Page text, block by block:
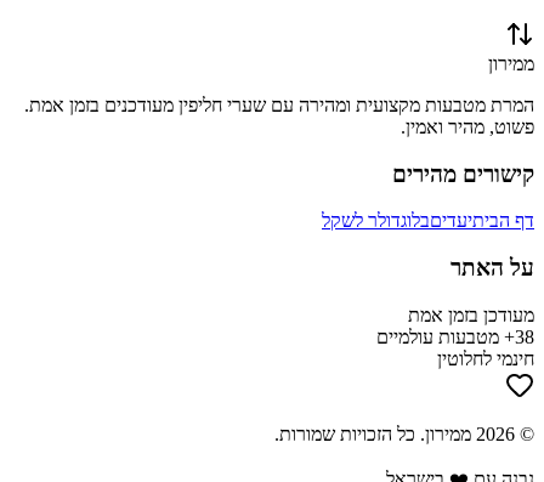
ממירון
המרת מטבעות מקצועית ומהירה עם שערי חליפין מעודכנים בזמן אמת.
פשוט, מהיר ואמין.
קישורים מהירים
דף הביתיעדיםבלוגדולר לשקל
על האתר
מעודכן בזמן אמת
38+ מטבעות עולמיים
חינמי לחלוטין
©
2026 ממירון. כל הזכויות שמורות.